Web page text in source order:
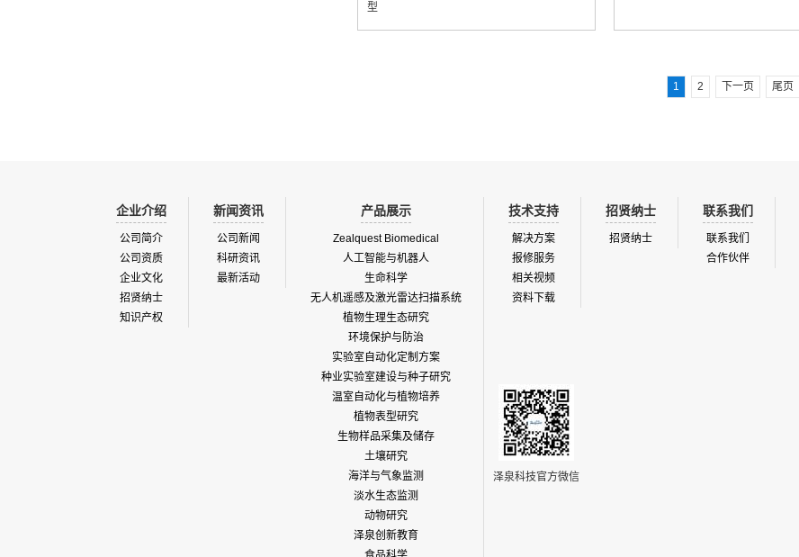
型
1 2 下一页 尾页
企业介绍
公司简介
公司资质
企业文化
招贤纳士
知识产权
新闻资讯
公司新闻
科研资讯
最新活动
产品展示
Zealquest Biomedical
人工智能与机器人
生命科学
无人机遥感及激光雷达扫描系统
植物生理生态研究
环境保护与防治
实验室自动化定制方案
种业实验室建设与种子研究
温室自动化与植物培养
植物表型研究
生物样品采集及储存
土壤研究
海洋与气象监测
淡水生态监测
动物研究
泽泉创新教育
技术支持
解决方案
报修服务
相关视频
资料下载
招贤纳士
招贤纳士
联系我们
联系我们
合作伙伴
泽泉科技官方微信